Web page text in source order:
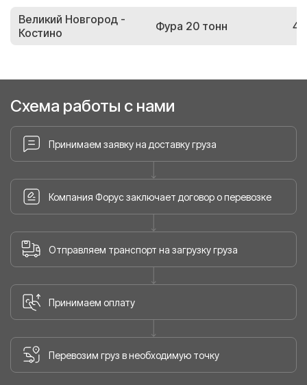
Великий Новгород -
Костино
Фура 20 тонн
Схема работы с нами
Принимаем заявку на доставку груза
Компания Форус заключает договор о перевозке
Отправляем транспорт на загрузку груза
Принимаем оплату
Перевозим груз в необходимую точку